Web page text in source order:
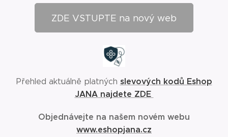
ZDE VSTUPTE na nový web
Přehled aktuálně platných slevových kodů Eshop
JANA najdete ZDE
Objednávejte na našem novém webu
www.eshopjana.cz